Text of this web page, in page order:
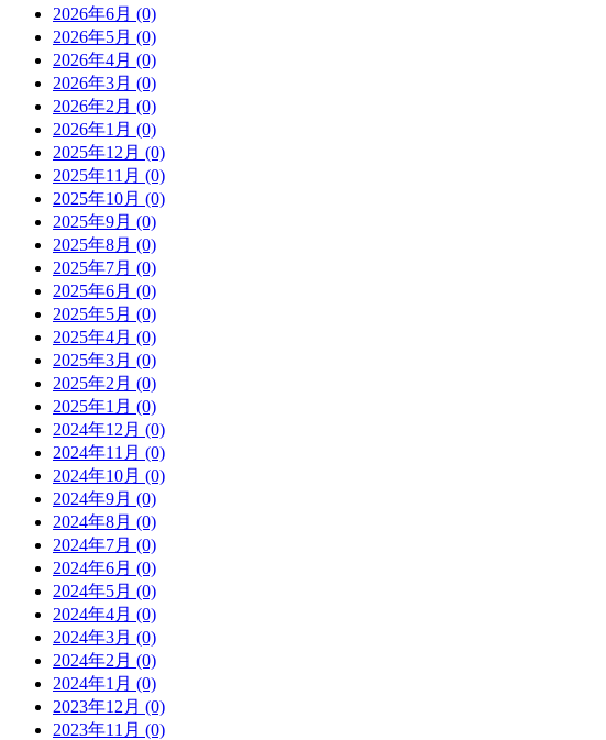
2026年6月 (0)
2026年5月 (0)
2026年4月 (0)
2026年3月 (0)
2026年2月 (0)
2026年1月 (0)
2025年12月 (0)
2025年11月 (0)
2025年10月 (0)
2025年9月 (0)
2025年8月 (0)
2025年7月 (0)
2025年6月 (0)
2025年5月 (0)
2025年4月 (0)
2025年3月 (0)
2025年2月 (0)
2025年1月 (0)
2024年12月 (0)
2024年11月 (0)
2024年10月 (0)
2024年9月 (0)
2024年8月 (0)
2024年7月 (0)
2024年6月 (0)
2024年5月 (0)
2024年4月 (0)
2024年3月 (0)
2024年2月 (0)
2024年1月 (0)
2023年12月 (0)
2023年11月 (0)